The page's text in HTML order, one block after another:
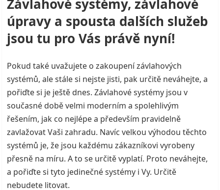
Závlahové systémy, závlahové
úpravy a spousta dalších služeb
jsou tu pro Vás právě nyní!
Pokud také uvažujete o zakoupení závlahových
systémů, ale stále si nejste jisti, pak určitě neváhejte, a
pořiďte si je ještě dnes. Závlahové systémy jsou v
současné době velmi moderním a spolehlivým
řešením, jak co nejlépe a především pravidelně
zavlažovat Vaši zahradu. Navíc velkou výhodou těchto
systémů je, že jsou každému zákazníkovi vyrobeny
přesně na míru. A to se určitě vyplatí. Proto neváhejte,
a pořiďte si tyto jedinečné systémy i Vy. Určitě
nebudete litovat.